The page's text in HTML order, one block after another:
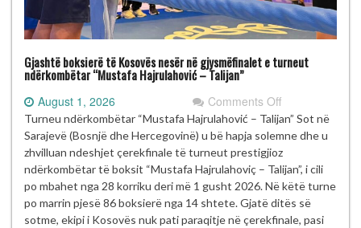
Gjashtë boksierë të Kosovës nesër në gjysmëfinalet e turneut
ndërkombëtar “Mustafa Hajrulahović – Talijan”
August 1, 2026 Comments Offon
Gjashtë
boksierë
të
Kosovës
nesër
në
gjysmëfinalet
Turneu ndërkombëtar “Mustafa Hajrulahović – Talijan” Sot në
Sarajevë (Bosnjë dhe Hercegovinë) u bë hapja solemne dhe u
zhvilluan ndeshjet çerekfinale të turneut prestigjioz
ndërkombëtar të boksit “Mustafa Hajrulahoviç – Talijan”, i cili
po mbahet nga 28 korriku deri më 1 gusht 2026. Në këtë turne
po marrin pjesë 86 boksierë nga 14 shtete. Gjatë ditës së
sotme, ekipi i Kosovës nuk pati paraqitje në çerekfinale, pasi